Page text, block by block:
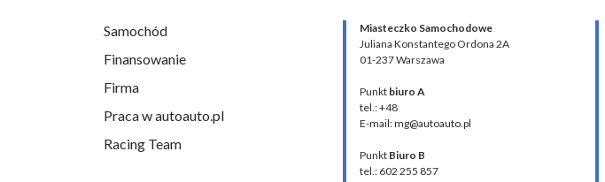
Samochód
Finansowanie
Firma
Praca w autoauto.pl
Racing Team
Miasteczko Samochodowe
Juliana Konstantego Ordona 2A
01-237 Warszawa
Punkt biuro A
tel.: +48
E-mail: mg@autoauto.pl
Punkt Biuro B
tel.: 602 255 857